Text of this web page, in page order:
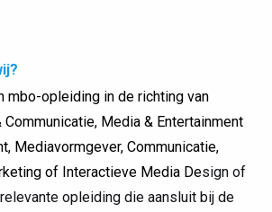
mbo-opleiding in de richting van
Communicatie, Media & Entertainment
Mediavormgever, Communicatie,
of Interactieve Media Design of
opleiding die aansluit bij de